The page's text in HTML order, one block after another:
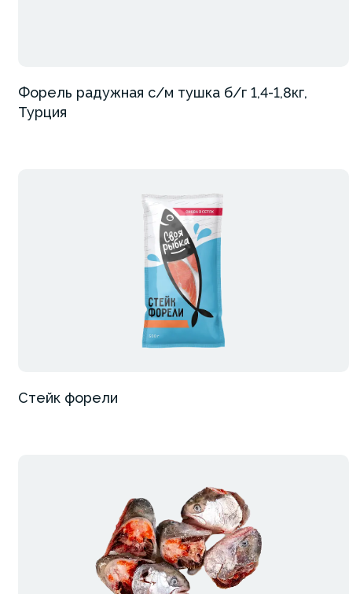
Форель радужная с/м тушка б/г 1,4-1,8кг,
Турция
Стейк форели